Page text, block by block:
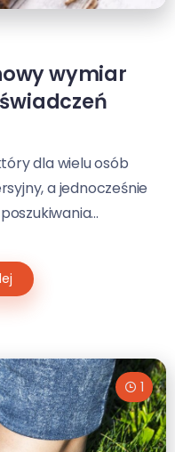
wymiar
dla wielu osób
a jednocześnie
1